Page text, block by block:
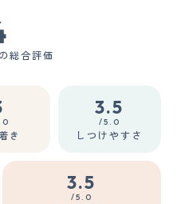
総合評価
き
3.5
/5.0
しつけやすさ
3.5
/5.0